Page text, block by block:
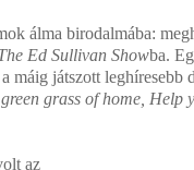
álma birodalmába:
Ed Sullivan Showba.
máig játszott leghíresebb
grass of home, Help
az